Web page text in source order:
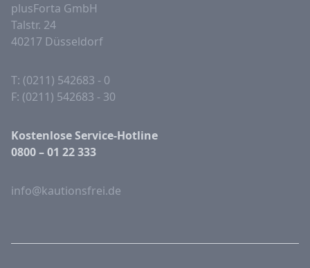
plusForta GmbH
Talstr. 24
40217 Düsseldorf
T: (0211) 542683 - 0
F: (0211) 542683 - 30
Kostenlose Service-Hotline
0800 – 01 22 333
info@kautionsfrei.de